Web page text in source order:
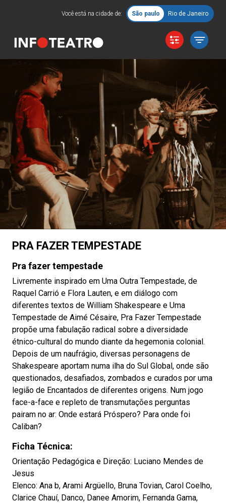
Você está na cidade de: São paulo Rio de Janeiro
PRA FAZER TEMPESTADE
Pra fazer tempestade
Livremente inspirado em Uma Outra Tempestade, de
Raquel Carrió e Flora Lauten, e em diálogo com
diferentes textos de William Shakespeare e Uma
Tempestade de Aimé Césaire, Pra Fazer Tempestade
propõe uma fabulação radical sobre a diversidade
étnico-cultural do mundo diante da hegemonia colonial.
Depois de um naufrágio, diversas personagens de
Shakespeare aportam numa ilha do Sul Global, onde são
questionados, desafiados, zombados e curados por uma
legião de Encantados de diferentes origens. Num jogo
face-a-face e repleto de transmutações perguntas
pairam no ar: Onde estará Próspero? Para onde foi
Caliban?
Ficha Técnica:
Orientação Pedagógica e Direção: Luciano Mendes de
Jesus
Elenco: Ana b, Arami Argüello, Bruna Tovian, Carol Coelho,
Clarice Chauí, Danco, Danee Amorim, Fernanda Gama,